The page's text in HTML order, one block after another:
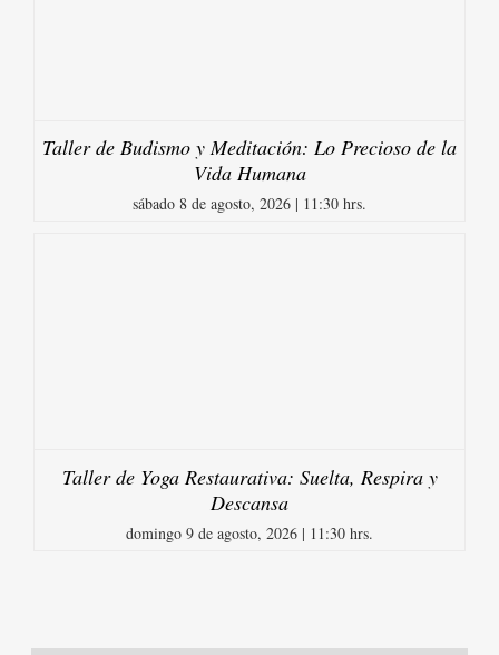
Taller de Budismo y Meditación: Lo Precioso de la
Vida Humana
sábado 8 de agosto, 2026 | 11:30 hrs.
Taller de Yoga Restaurativa: Suelta, Respira y
Descansa
domingo 9 de agosto, 2026 | 11:30 hrs.